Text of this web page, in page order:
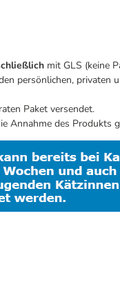
mit GLS (keine
persönlichen, privaten
Paket versendet.
Annahme des Produkts